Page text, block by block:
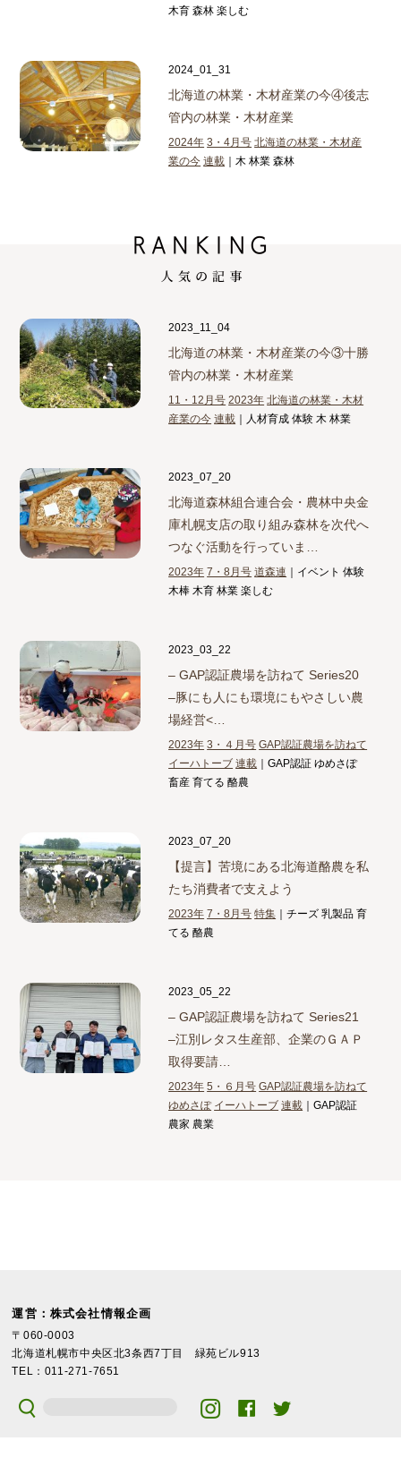
木育 森林 楽しむ
2024_01_31
北海道の林業・木材産業の今④後志
管内の林業・木材産業
2024年 3・4月号 北海道の林業・木材産
業の今 連載 ｜木 林業 森林
2023_11_04
北海道の林業・木材産業の今③十勝
管内の林業・木材産業
11・12月号 2023年 北海道の林業・木材
産業の今 連載 ｜人材育成 体験 木 林業
2023_07_20
北海道森林組合連合会・農林中央金
庫札幌支店の取り組み森林を次代へ
つなぐ活動を行っていま…
2023年 7・8月号 道森連 ｜イベント 体験
木棒 木育 林業 楽しむ
2023_03_22
– GAP認証農場を訪ねて Series20
–豚にも人にも環境にもやさしい農
場経営<…
2023年 3・４月号 GAP認証農場を訪ねて
イーハトーブ 連載 ｜GAP認証 ゆめさぽ
畜産 育てる 酪農
2023_07_20
【提言】苦境にある北海道酪農を私
たち消費者で支えよう
2023年 7・8月号 特集 ｜チーズ 乳製品 育
てる 酪農
2023_05_22
– GAP認証農場を訪ねて Series21
–江別レタス生産部、企業のＧＡＰ
取得要請…
2023年 5・６月号 GAP認証農場を訪ねて
ゆめさぽ イーハトーブ 連載 ｜GAP認証
農家 農業
運営：株式会社情報企画
〒060-0003
北海道札幌市中央区北3条西7丁目 緑苑ビル913
TEL：011-271-7651